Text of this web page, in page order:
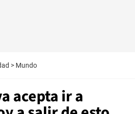
> Mundo
acepta ir a